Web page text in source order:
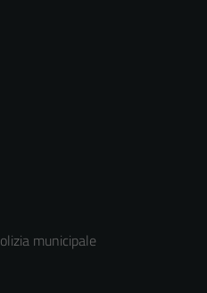
municipale